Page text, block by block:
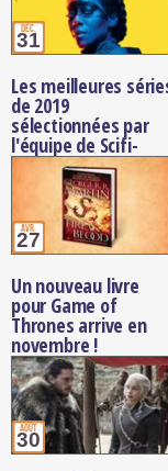
déc.
31
Les meilleures
de 2019
sélectionnées par
l'équipe de Scifi-
Universe
avr.
27
Un nouveau livre
pour Game of
Thrones arrive en
novembre !
août
30